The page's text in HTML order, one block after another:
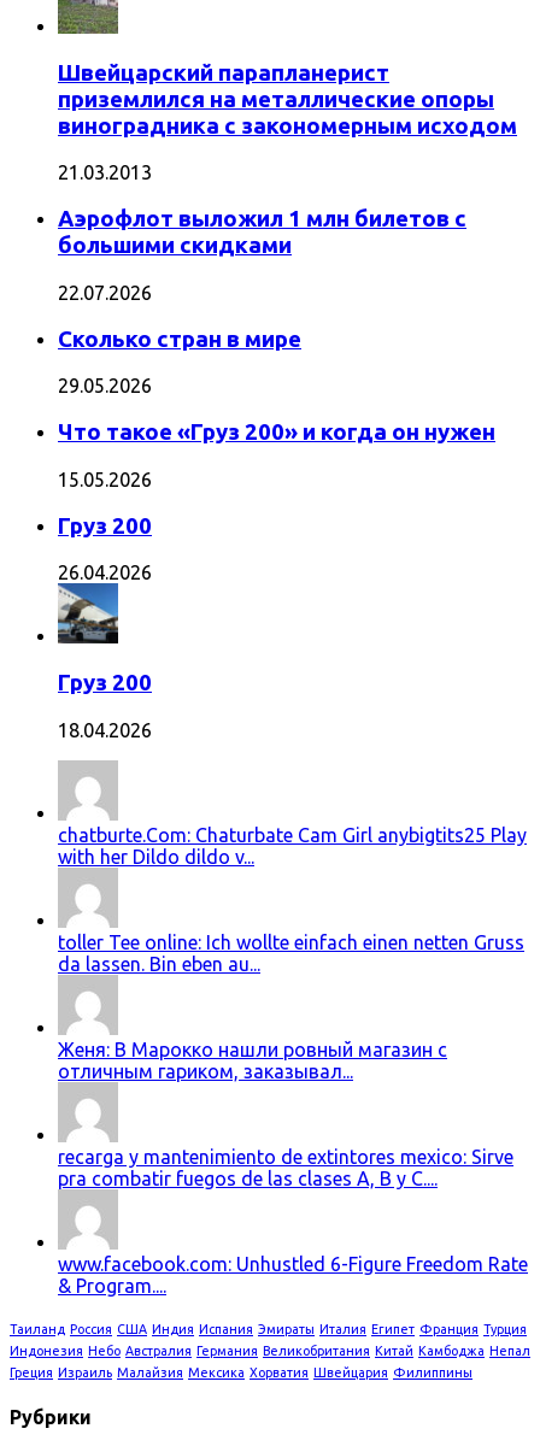
Швейцарский парапланерист
приземлился на металлические опоры
виноградника с закономерным исходом
21.03.2013
Аэрофлот выложил 1 млн билетов с
большими скидками
22.07.2026
Сколько стран в мире
29.05.2026
Что такое «Груз 200» и когда он нужен
15.05.2026
Груз 200
26.04.2026
Груз 200
18.04.2026
chatburte.Com: Chaturbate Cam Girl anybigtits25 Play
with her Dildo dildo v...
toller Tee online: Ich wollte einfach einen netten Gruss
da lassen. Bin eben au...
Женя: В Марокко нашли ровный магазин с
отличным гариком, заказывал...
recarga y mantenimiento de extintores mexico: Sirve
pra combatir fuegos de las clases A, B y C....
www.facebook.com: Unhustled 6-Figure Freedom Rate
& Program....
Таиланд Россия США Индия Испания Эмираты Италия Египет Франция Турция
Индонезия Небо Австралия Германия Великобритания Китай Камбоджа Непал
Греция Израиль Малайзия Мексика Хорватия Швейцария Филиппины
Рубрики